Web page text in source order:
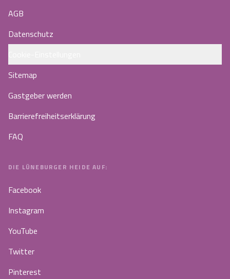
AGB
Datenschutz
Sitemap
Gastgeber werden
Barrierefreiheitserklärung
FAQ
DIE LÜNEBURGER HEIDE AUF:
Facebook
Instagram
YouTube
Twitter
Pinterest